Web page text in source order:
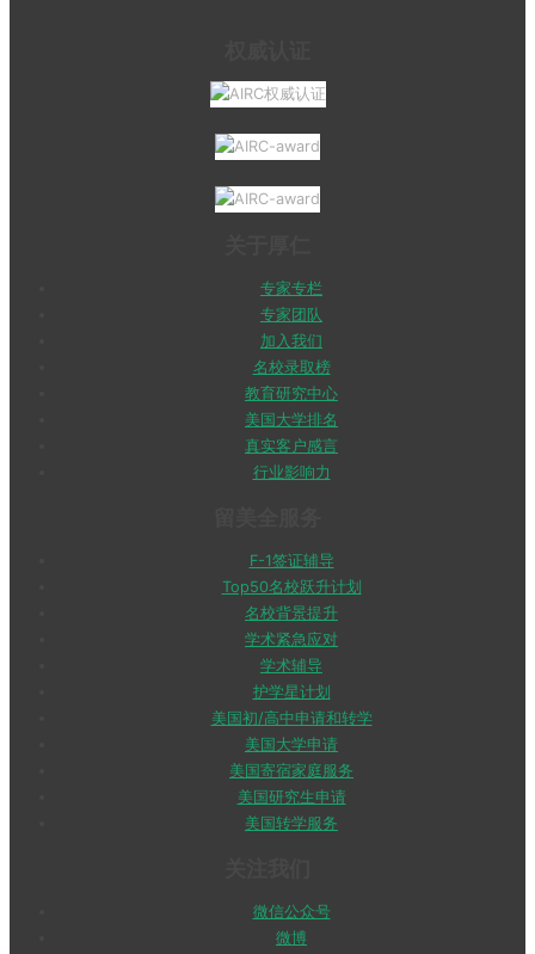
专家专栏
专家团队
加入我们
名校录取榜
教育研究中心
美国大学排名
真实客户感言
行业影响力
F-1签证辅导
Top50名校跃升计划
名校背景提升
学术紧急应对
学术辅导
护学星计划
美国初/高中申请和转学
美国大学申请
美国寄宿家庭服务
美国研究生申请
美国转学服务
微信公众号
微博